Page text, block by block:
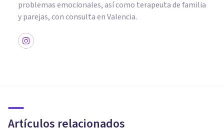
problemas emocionales, así como terapeuta de familia
y parejas, con consulta en Valencia.
Artículos relacionados
durante un conflicto laboral